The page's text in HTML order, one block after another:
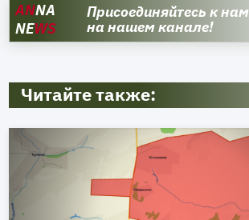
ANNA
NEWS
Присоединяйтесь к нам
на нашем канале!
Читайте также: